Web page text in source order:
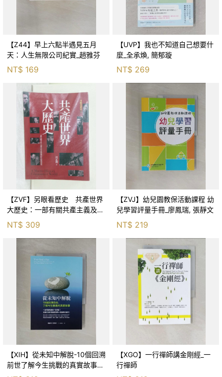
【Z44】早上六點半遇見五月
天：人生無限公司紀實_趙雅芬
NT$ 169
【UVP】我也不知道自己想要什
麼_全承煥, 簡郁璇
NT$ 269
【ZVF】另眼看歷史 共產世界
大歷史：一部有關共產主義及共
產黨兩百年的興衰史_呂正理
NT$ 309
【ZVJ】幼兒園教保活動課程 幼
兒學習評量手冊_廖鳳瑞, 張靜文
NT$ 219
【XIH】從未知中解脫-10個回溯
前世了解今生挑戰的真實故事_
羅伯特．舒
【XGO】一行禪師講金剛經_一
行禪師